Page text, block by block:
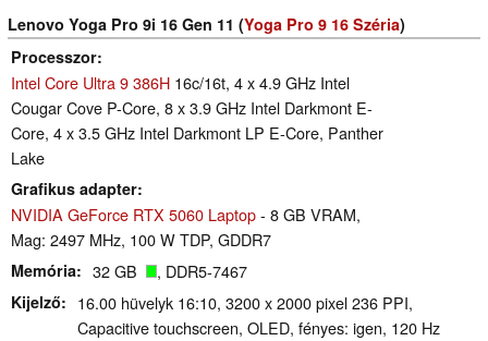
Lenovo Yoga Pro 9i 16 Gen 11 (Yoga Pro 9 16 Széria)
Processzor
Intel Core Ultra 9 386H 16c/16t, 4 x 4.9 GHz Intel
Cougar Cove P-Core, 8 x 3.9 GHz Intel Darkmont E-
Core, 4 x 3.5 GHz Intel Darkmont LP E-Core, Panther
Lake
Grafikus adapter
NVIDIA GeForce RTX 5060 Laptop- 8 GB VRAM,
Mag: 2497 MHz, 100 W TDP, GDDR7
Memória 32 GB , DDR5-7467
Kijelző
16.00 hüvelyk 16:10, 3200 x 2000 pixel 236 PPI,
Capacitive touchscreen, OLED, fényes: igen, 120 Hz